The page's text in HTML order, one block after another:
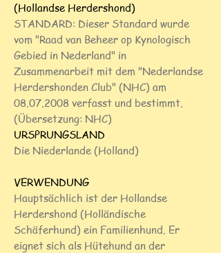
(Hollandse Herdershond)
STANDARD: Dieser Standard wurde
vom "Raad van Beheer op Kynologisch
Gebied in Nederland" in
Zusammenarbeit mit dem "Nederlandse
Herdershonden Club" (NHC) am
08.07.2008 verfasst und bestimmt.
(Übersetzung: NHC)
URSPRUNGSLAND
Die Niederlande (Holland)
VERWENDUNG
Hauptsächlich ist der Hollandse
Herdershond (Holländische
Schäferhund) ein Familienhund. Er
eignet sich als Hütehund an der